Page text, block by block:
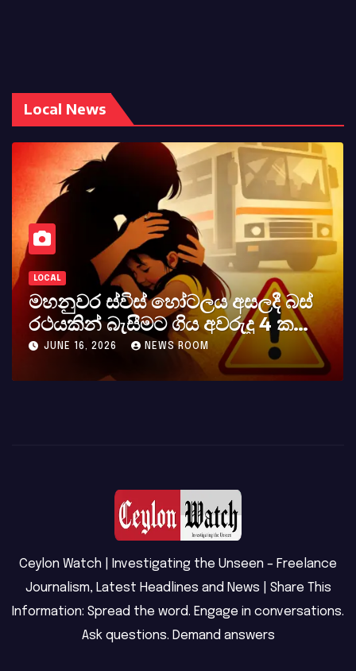
Local News
LOCAL
කර්නල් අශෝක අලස් මහතාගේ
අභාවය අප රටට සිදුවූ විශාල පාඩුවකි
MAY 23, 2026 NEWS ROOM
Ceylon Watch | Investigating the Unseen – Freelance
Journalism, Latest Headlines and News | Share This
Information: Spread the word. Engage in conversations.
Ask questions. Demand answers